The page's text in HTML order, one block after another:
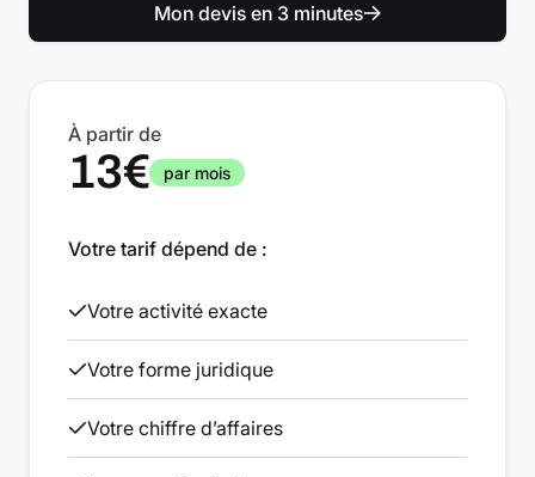
Mon devis en 3 minutes
À partir de
13€ par mois
Votre tarif dépend de :
Votre activité exacte
Votre forme juridique
Votre chiffre d’affaires